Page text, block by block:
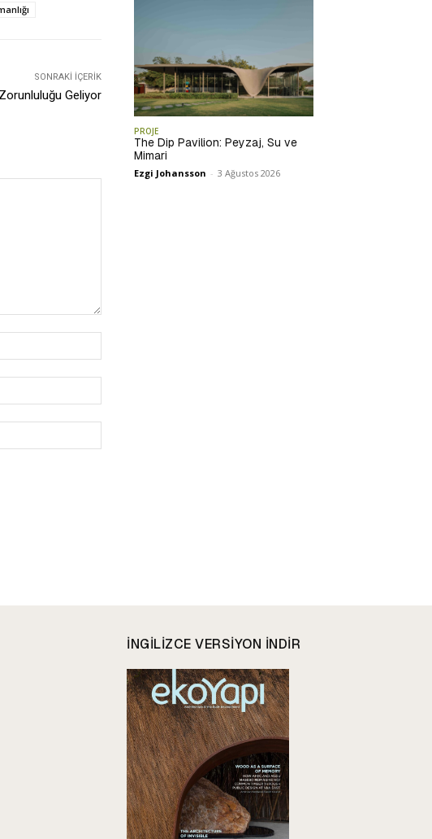
SONRAKI İÇERIK
Geliyor
Posta:*
PROJE
The Dip Pavilion: Peyzaj, Su ve
Mimari
Ezgi Johansson - 3 Ağustos 2026
INGILIZCE VERSIYON INDIR